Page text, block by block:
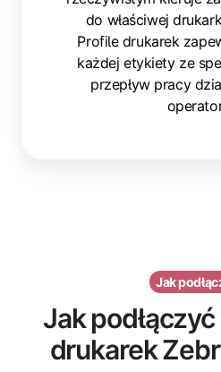
do właściwej
Profile drukarek
każdej etykiety ze
przepływ pracy
Jak
Jak
drukarek